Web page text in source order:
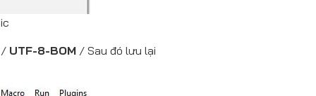
/ UTF-8-BOM / Sau đó lưu lại